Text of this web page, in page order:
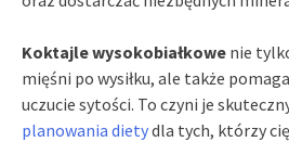
Koktajle wysokobiałkowe nie
mięśni po wysiłku, ale także
uczucie sytości. To czyni je
planowania dietydla tych, którzy